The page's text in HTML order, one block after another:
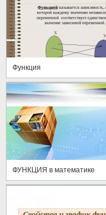
Функция
ФУНКЦИЯ в математике